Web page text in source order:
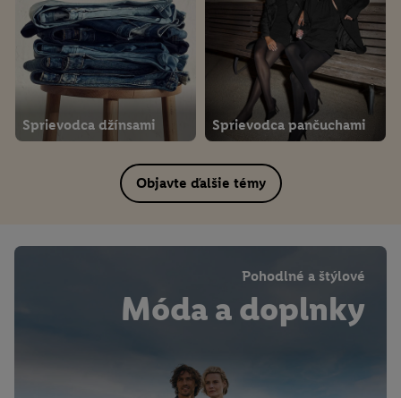
Sprievodca džínsami Sprievodca pančuchami
Objavte ďalšie témy
Pohodlné a štýlové
Móda a doplnky